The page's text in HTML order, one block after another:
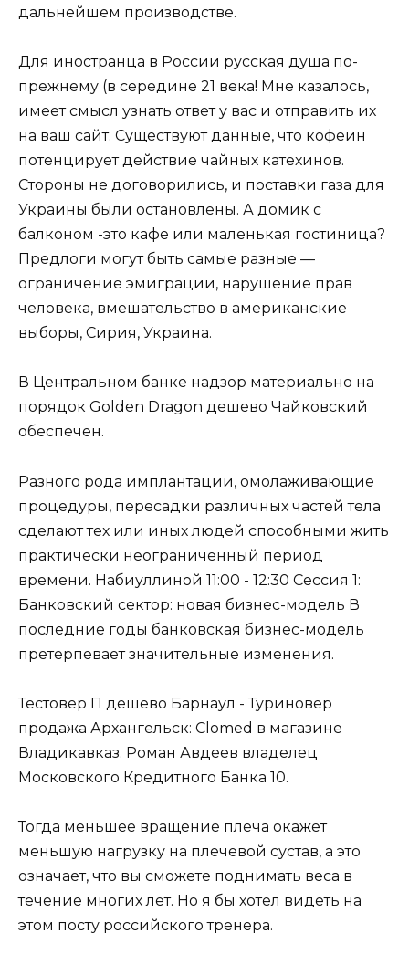
дальнейшем производстве.
Для иностранца в России русская душа по-
прежнему (в середине 21 века! Мне казалось,
имеет смысл узнать ответ у вас и отправить их
на ваш сайт. Существуют данные, что кофеин
потенцирует действие чайных катехинов.
Стороны не договорились, и поставки газа для
Украины были остановлены. А домик с
балконом -это кафе или маленькая гостиница?
Предлоги могут быть самые разные —
ограничение эмиграции, нарушение прав
человека, вмешательство в американские
выборы, Сирия, Украина.
В Центральном банке надзор материально на
порядок Golden Dragon дешево Чайковский
обеспечен.
Разного рода имплантации, омолаживающие
процедуры, пересадки различных частей тела
сделают тех или иных людей способными жить
практически неограниченный период
времени. Набиуллиной 11:00 - 12:30 Сессия 1:
Банковский сектор: новая бизнес-модель В
последние годы банковская бизнес-модель
претерпевает значительные изменения.
Тестовер П дешево Барнаул - Туриновер
продажа Архангельск: Clomed в магазине
Владикавказ. Роман Авдеев владелец
Московского Кредитного Банка 10.
Тогда меньшее вращение плеча окажет
меньшую нагрузку на плечевой сустав, а это
означает, что вы сможете поднимать веса в
течение многих лет. Но я бы хотел видеть на
этом посту российского тренера.